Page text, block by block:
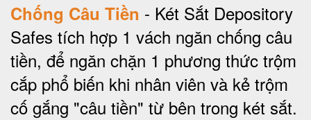
Chống Câu Tiền - Két Sắt Depository
Safes tích hợp 1 vách ngăn chống câu
tiền, để ngăn chặn 1 phương thức trộm
cắp phổ biến khi nhân viên và kẻ trộm
cố gắng "câu tiền" từ bên trong két sắt.